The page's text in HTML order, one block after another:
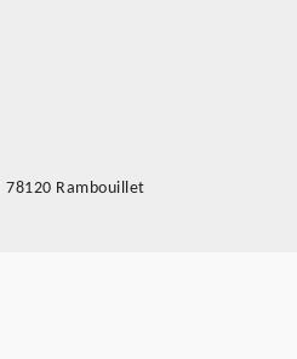
78120 Rambouillet